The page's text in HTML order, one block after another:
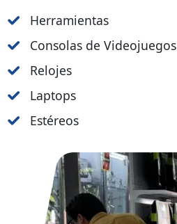
Herramientas
Consolas de Videojuegos
Relojes
Laptops
Estéreos